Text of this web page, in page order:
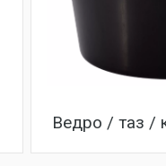
Ведро / таз /